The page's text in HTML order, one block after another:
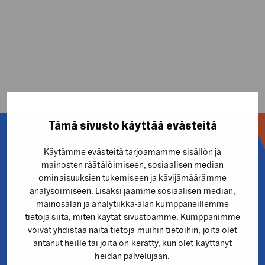
Tämä sivusto käyttää evästeitä
Käytämme evästeitä tarjoamamme sisällön ja
mainosten räätälöimiseen, sosiaalisen median
ominaisuuksien tukemiseen ja kävijämäärämme
analysoimiseen. Lisäksi jaamme sosiaalisen median,
mainosalan ja analytiikka-alan kumppaneillemme
tietoja siitä, miten käytät sivustoamme. Kumppanimme
voivat yhdistää näitä tietoja muihin tietoihin, joita olet
antanut heille tai joita on kerätty, kun olet käyttänyt
heidän palvelujaan.
Käytännön huomioita
webinaarista
Saat ilmoittautumisen yhteydessä antamaasi
sähköpostiin linkin, jolla pääset osallistumaan
webinaariin selaimessa (suosittelemme Chromea). Voit
osallistua haluamallasi laitteella (tietokone, tabletti tai